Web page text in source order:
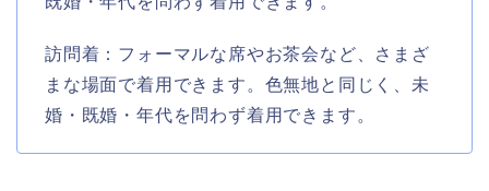
訪問着：フォーマルな席やお茶会など、さまざ
まな場面で着用できます。色無地と同じく、未
婚・既婚・年代を問わず着用できます。